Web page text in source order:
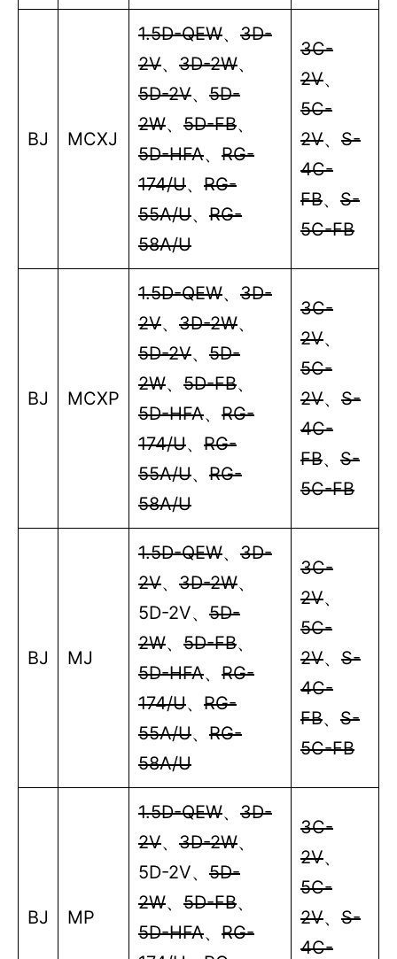
BJ MCXJ
1.5D-QEW、 3D-
2V、 3D-2W、
5D-2V、 5D-
2W、 5D-FB、
5D-HFA、 RG-
174/U、 RG-
55A/U、 RG-
58A/U
3C-
2V、
5C-
2V、 S-
4C-
FB、 S-
5C-FB
BJ MCXP
1.5D-QEW、 3D-
2V、 3D-2W、
5D-2V、 5D-
2W、 5D-FB、
5D-HFA、 RG-
174/U、 RG-
55A/U、 RG-
58A/U
3C-
2V、
5C-
2V、 S-
4C-
FB、 S-
5C-FB
BJ MJ
1.5D-QEW、 3D-
2V、 3D-2W、
5D-2V、 5D-
2W、 5D-FB、
5D-HFA、 RG-
174/U、 RG-
55A/U、 RG-
58A/U
3C-
2V、
5C-
2V、 S-
4C-
FB、 S-
5C-FB
BJ MP
1.5D-QEW、 3D-
2V、 3D-2W、
5D-2V、 5D-
2W、 5D-FB、
5D-HFA、 RG-
3C-
2V、
5C-
2V、 S-
4C-